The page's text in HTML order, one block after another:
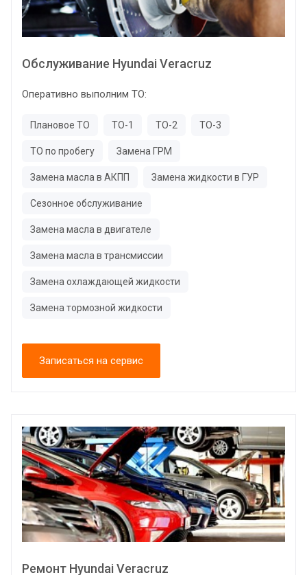
Обслуживание Hyundai Veracruz
Оперативно выполним ТО:
Плановое ТО ТО-1 ТО-2 ТО-3
ТО по пробегу Замена ГРМ
Замена масла в АКПП Замена жидкости в ГУР
Сезонное обслуживание
Замена масла в двигателе
Замена масла в трансмиссии
Замена охлаждающей жидкости
Замена тормозной жидкости
Записаться на сервис
Ремонт Hyundai Veracruz